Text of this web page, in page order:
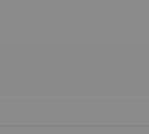
Prueba a modificar el destino.